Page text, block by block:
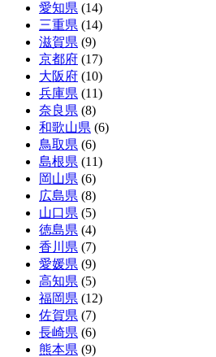
愛知県 (14)
三重県 (14)
滋賀県 (9)
京都府 (17)
大阪府 (10)
兵庫県 (11)
奈良県 (8)
和歌山県 (6)
鳥取県 (6)
島根県 (11)
岡山県 (6)
広島県 (8)
山口県 (5)
徳島県 (4)
香川県 (7)
愛媛県 (9)
高知県 (5)
福岡県 (12)
佐賀県 (7)
長崎県 (6)
熊本県 (9)